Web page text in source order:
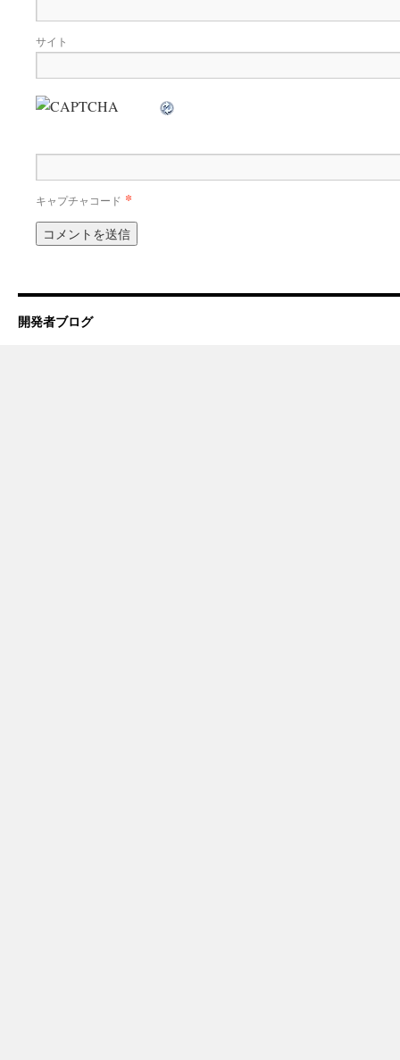
サイト
キャプチャコード *
開発者ブログ